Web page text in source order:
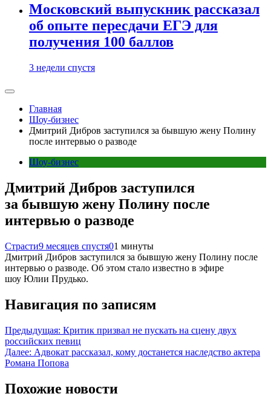
Московский выпускник рассказал
об опыте пересдачи ЕГЭ для
получения 100 баллов
3 недели спустя
Главная
Шоу-бизнес
Дмитрий Дибров заступился за бывшую жену Полину
после интервью о разводе
Шоу-бизнес
Дмитрий Дибров заступился
за бывшую жену Полину после
интервью о разводе
Страсти9 месяцев спустя01 минуты
Дмитрий Дибров заступился за бывшую жену Полину после
интервью о разводе. Об этом стало известно в эфире
шоу Юлии Прудько.
Навигация по записям
Предыдущая: Критик призвал не пускать на сцену двух
российских певиц
Далее: Адвокат рассказал, кому достанется наследство актера
Романа Попова
Похожие новости